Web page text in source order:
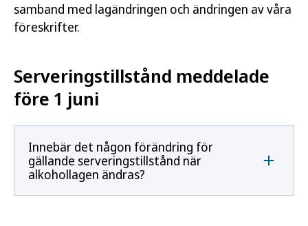
samband med lagändringen och ändringen av våra
föreskrifter.
Serveringstillstånd meddelade
före 1 juni
Innebär det någon förändring för
gällande serveringstillstånd när
alkohollagen ändras?